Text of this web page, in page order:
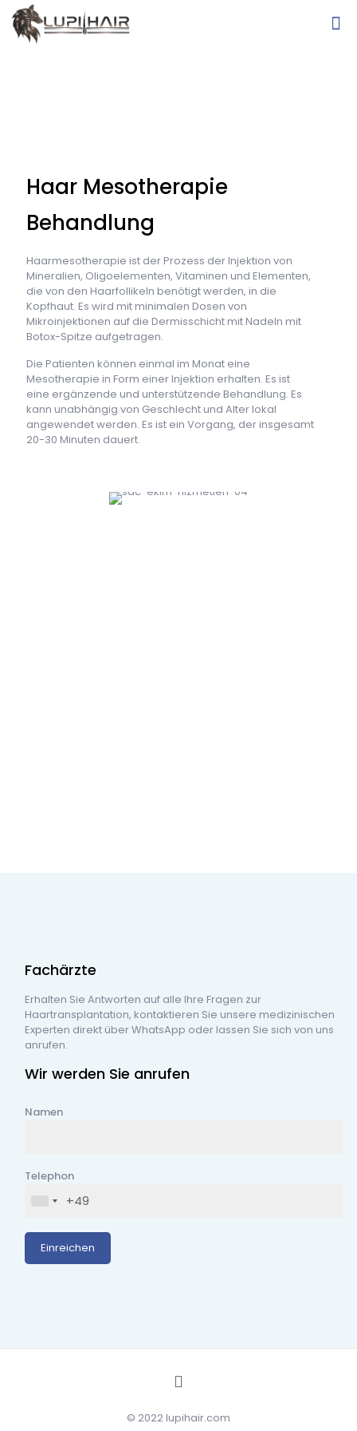
Haar Mesotherapie
Behandlung
Haarmesotherapie ist der Prozess der Injektion von
Mineralien, Oligoelementen, Vitaminen und Elementen,
die von den Haarfollikeln benötigt werden, in die
Kopfhaut. Es wird mit minimalen Dosen von
Mikroinjektionen auf die Dermisschicht mit Nadeln mit
Botox-Spitze aufgetragen.
Die Patienten können einmal im Monat eine
Mesotherapie in Form einer Injektion erhalten. Es ist
eine ergänzende und unterstützende Behandlung. Es
kann unabhängig von Geschlecht und Alter lokal
angewendet werden. Es ist ein Vorgang, der insgesamt
20-30 Minuten dauert.
Fachärzte
Erhalten Sie Antworten auf alle Ihre Fragen zur
Haartransplantation, kontaktieren Sie unsere medizinischen
Experten direkt über WhatsApp oder lassen Sie sich von uns
anrufen.
Wir werden Sie anrufen
Namen
Telephon
Fachärzte
Erhalten Sie Antworten auf alle Ihre Fragen zur
Haartransplantation, kontaktieren Sie unsere medizinischen
Experten direkt über WhatsApp oder lassen Sie sich von uns
anrufen.
Wir werden Sie anrufen
Namen
Telephon
© 2022 lupihair.com